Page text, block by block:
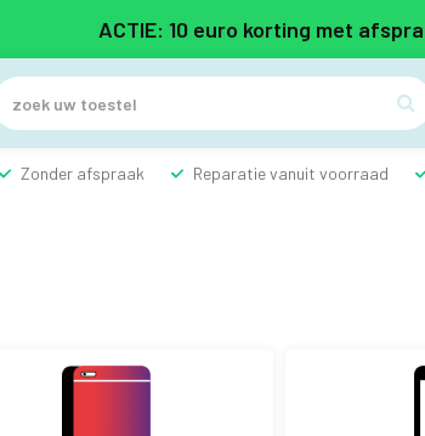
ACTIE: 10 euro korting met

Zonder afspraak Reparatie vanuit voorraad